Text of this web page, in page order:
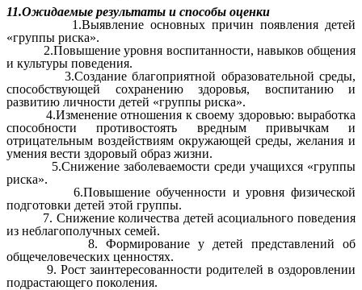
11.Ожидаемые результаты и способы оценки
1.Выявление основных причин появления детей
«группы риска».
2.Повышение уровня воспитанности, навыков общения
и культуры поведения.
3.Создание благоприятной образовательной среды,
способствующей сохранению здоровья, воспитанию и
развитию личности детей «группы риска».
4.Изменение отношения к своему здоровью: выработка
способности противостоять вредным привычкам и
отрицательным воздействиям окружающей среды, желания и
умения вести здоровый образ жизни.
5.Снижение заболеваемости среди учащихся «группы
риска».
6.Повышение обученности и уровня физической
подготовки детей этой группы.
7. Снижение количества детей асоциального поведения
из неблагополучных семей.
8. Формирование у детей представлений об
общечеловеческих ценностях.
9. Рост заинтересованности родителей в оздоровлении
подрастающего поколения.